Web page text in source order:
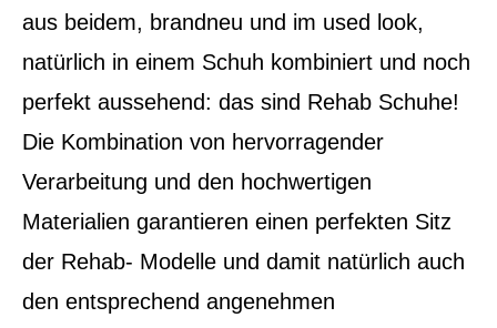
aus beidem, brandneu und im used look,
natürlich in einem Schuh kombiniert und noch
perfekt aussehend: das sind Rehab Schuhe!
Die Kombination von hervorragender
Verarbeitung und den hochwertigen
Materialien garantieren einen perfekten Sitz
der Rehab- Modelle und damit natürlich auch
den entsprechend angenehmen